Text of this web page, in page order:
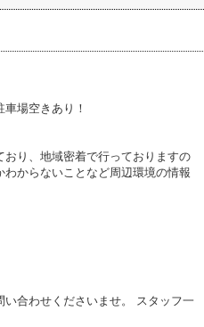
場空きあり！
り、地域密着で行っておりますの
からないことなど周辺環境の情報
合わせくださいませ。 スタッフ一